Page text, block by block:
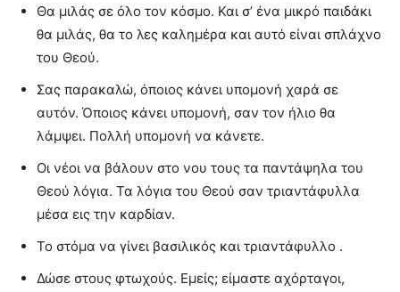
Θα μιλάς σε όλο τον κόσμο. Και σ’ ένα μικρό παιδάκι
θα μιλάς, θα το λες καλημέρα και αυτό είναι σπλάχνο
του Θεού.
Σας παρακαλώ, όποιος κάνει υπομονή χαρά σε
αυτόν. Όποιος κάνει υπομονή, σαν τον ήλιο θα
λάμψει. Πολλή υπομονή να κάνετε.
Οι νέοι να βάλουν στο νου τους τα παντάψηλα του
Θεού λόγια. Τα λόγια του Θεού σαν τριαντάφυλλα
μέσα εις την καρδίαν.
Το στόμα να γίνει βασιλικός και τριαντάφυλλο .
Δώσε στους φτωχούς. Εμείς; είμαστε αχόρταγοι,